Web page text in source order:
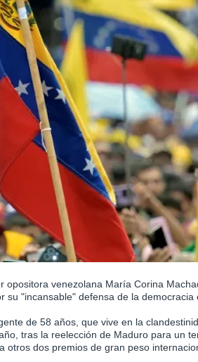
opositora venezolana María Corina
su "incansable" defensa de la democracia
de 58 años, que vive en la
tras la reelección de Maduro para un
otros dos premios de gran peso